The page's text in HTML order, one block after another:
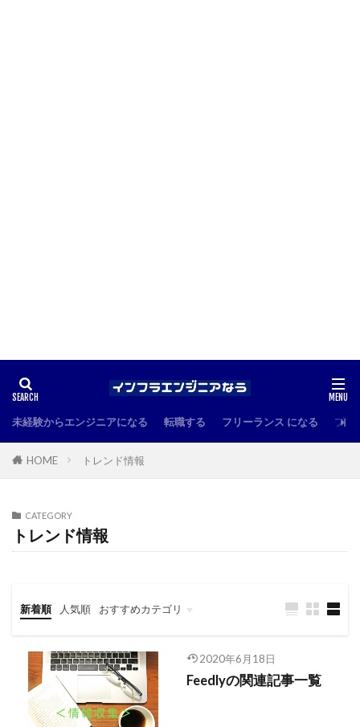
未経験からエンジニアになる 転職する フリーランス になる プロ
HOME トレンド情報
CATEGORY
トレンド情報
新着順 人気順 おすすめカテゴリ
2020年6月18日
Feedlyの関連記事一覧